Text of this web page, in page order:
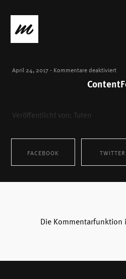
April 24, 2017- Kommentare deaktiviertfür
Veröffentlicht von: Tuten
FACEBOOK
SHARE ON
TWITTER
SHARE ON
Die